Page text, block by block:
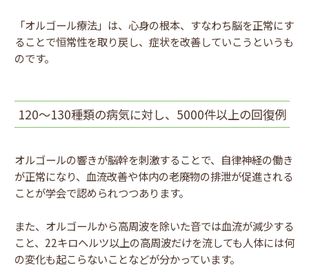
「オルゴール療法」は、心身の根本、すなわち脳を正常にす
ることで恒常性を取り戻し、症状を改善していこうというも
のです。
120～130種類の病気に対し、5000件以上の回復例
オルゴールの響きが脳幹を刺激することで、自律神経の働き
が正常になり、血流改善や体内の老廃物の排泄が促進される
ことが学会で認められつつあります。
また、オルゴールから高周波を除いた音では血流が減少する
こと、22キロヘルツ以上の高周波だけを流しても人体には何
の変化も起こらないことなどが分かっています。